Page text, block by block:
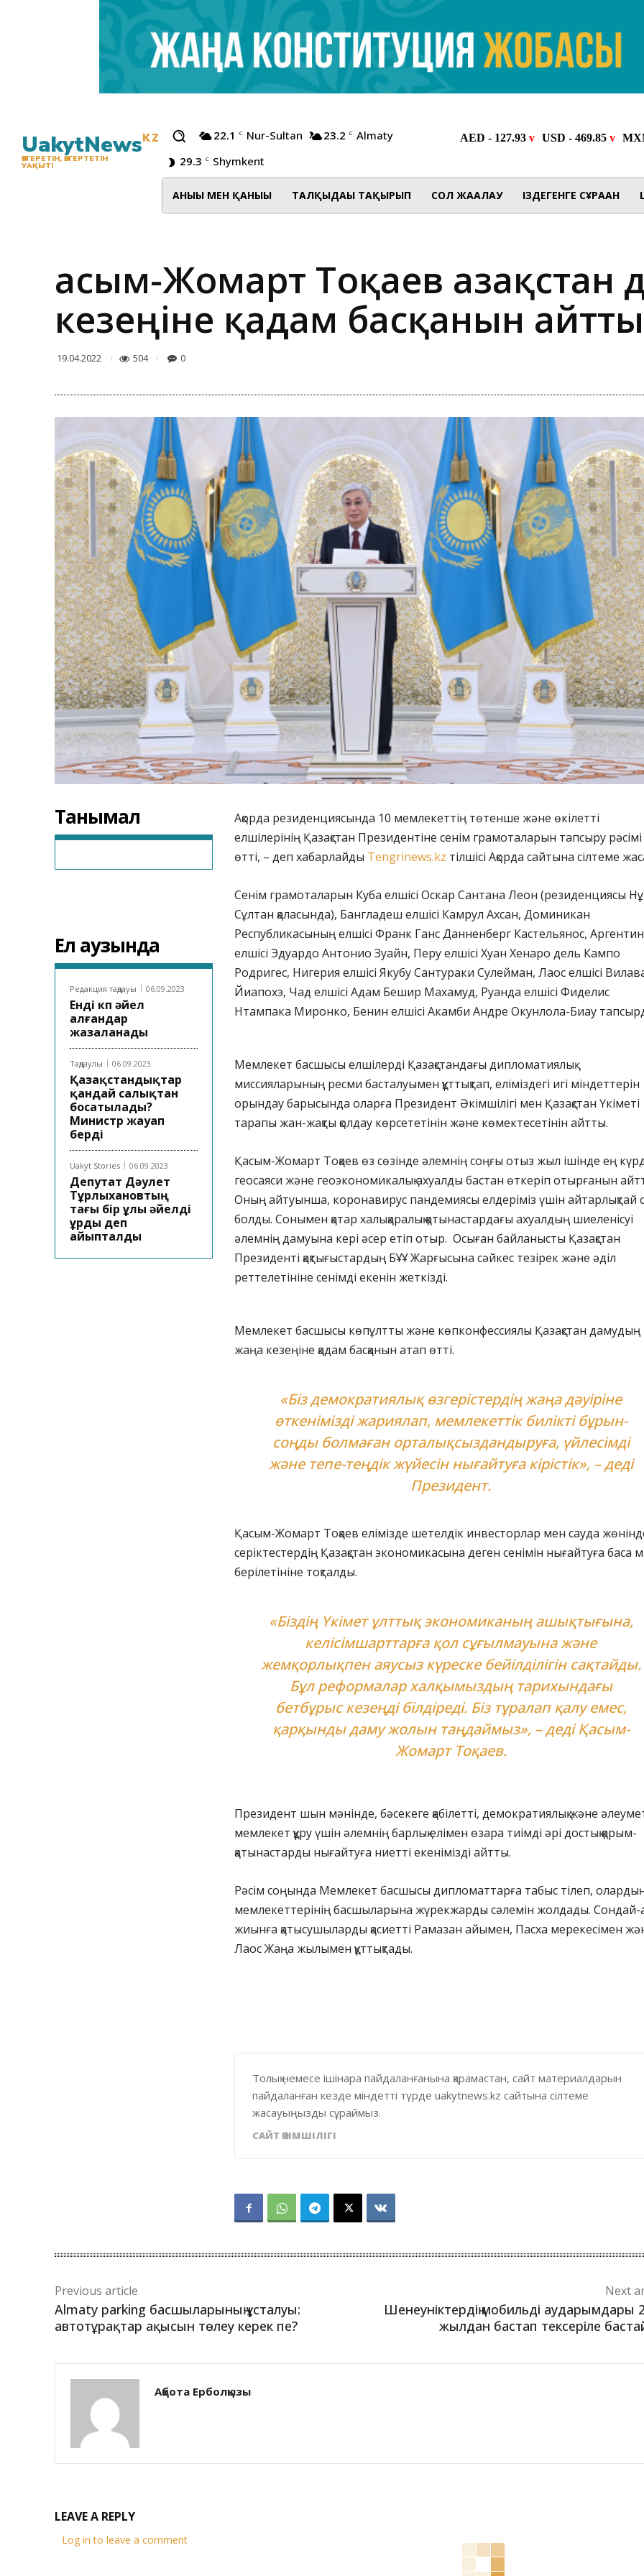
UakytNewsKZ
ӨЗГЕРЕТІН, ӨЗГЕРТЕТІН
УАҚЫТ!
22.1 C Nur-Sultan 23.2 C Almaty
29.3 C Shymkent
АНЫҒЫ МЕН ҚАНЫҒЫ ТАЛҚЫДАҒЫ ТАҚЫРЫП СОЛ ЖАҒАЛАУ ІЗДЕГЕНГЕ СҰРАҒАН
Қасым-Жомарт Тоқаев
кезеңіне қадам басқанын айтты
19.04.2022 504 0
Танымал
Ел аузында
Редакция таңдауы 06.09.2023
Енді көп әйел
алғандар
жазаланады
Таңдаулы 06.09.2023
Қазақстандықтар
қандай салықтан
босатылады?
Министр жауап
берді
Uakyt Stories 06.09.2023
Депутат Дәулет
Тұрлыхановтың
тағы бір ұлы әйелді
ұрды деп
айыпталды
Ақорда резиденциясында 10 мемлекеттің төтенше және өкілетті
елшілерінің Қазақстан Президентіне сенім грамоталарын тапсыру рәсімі
өтті, – деп хабарлайды Tengrinews.kz тілшісі Ақорда сайтына сілтеме
Сенім грамоталарын Куба елшісі Оскар Сантана Леон (резиденциясы
Сұлтан қаласында), Бангладеш елшісі Камрул Ахсан, Доминикан
Республикасының елшісі Франк Ганс Данненберг Кастельянос,
елшісі Эдуардо Антонио Зуайн, Перу елшісі Хуан Хенаро дель Кампо
Родригес, Нигерия елшісі Якубу Сантураки Сулейман, Лаос елшісі
Йиапохэ, Чад елшісі Адам Бешир Махамуд, Руанда елшісі Фиделис
Нтампака Миронко, Бенин елшісі Акамби Андре Окунлола-Биау
Мемлекет басшысы елшілерді Қазақстандағы дипломатиялық
миссияларының ресми басталуымен құттықтап, еліміздегі игі міндеттерін
орындау барысында оларға Президент Әкімшілігі мен Қазақстан Үкіметі
тарапы жан-жақты қолдау көрсететінін және көмектесетінін айтты.
Қасым-Жомарт Тоқаев өз сөзінде әлемнің соңғы отыз жыл ішінде ең
геосаяси және геоэкономикалық ахуалды бастан өткеріп отырғанын
Оның айтуынша, коронавирус пандемиясы елдеріміз үшін айтарлықтай
болды. Сонымен қатар халықаралық қатынастардағы ахуалдың шиеленісуі
әлемнің дамуына кері әсер етіп отыр. Осыған байланысты Қазақстан
Президенті қақтығыстардың БҰҰ Жарғысына сәйкес тезірек және әділ
реттелетініне сенімді екенін жеткізді.
Мемлекет басшысы көпұлтты және көпконфессиялы Қазақстан дамудың
жаңа кезеңіне қадам басқанын атап өтті.
«Біз демократиялық өзгерістердің жаңа дәуіріне
өткенімізді жариялап, мемлекеттік билікті бұрын-
соңды болмаған орталықсыздандыруға, үйлесімді
және тепе-теңдік жүйесін нығайтуға кірістік», – деді
Президент.
Қасым-Жомарт Тоқаев елімізде шетелдік инвесторлар мен сауда
серіктестердің Қазақстан экономикасына деген сенімін нығайтуға баса
берілетініне тоқталды.
«Біздің Үкімет ұлттық экономиканың ашықтығына,
келісімшарттарға қол сұғылмауына және
жемқорлықпен аяусыз күреске бейілділігін сақтайды.
Бұл реформалар халқымыздың тарихындағы
бетбұрыс кезеңді білдіреді. Біз тұралап қалу емес,
қарқынды даму жолын таңдаймыз», – деді Қасым-
Жомарт Тоқаев.
Президент шын мәнінде, бәсекеге қабілетті, демократиялық және
мемлекет құру үшін әлемнің барлық елімен өзара тиімді әрі достық қарым-
қатынастарды нығайтуға ниетті екенімізді айтты.
Рәсім соңында Мемлекет басшысы дипломаттарға табыс тілеп,
мемлекеттерінің басшыларына жүрекжарды сәлемін жолдады. Сондай-
жиынға қатысушыларды қасиетті Рамазан айымен, Пасха мерекесімен
Лаос Жаңа жылымен құттықтады.
Толық немесе ішінара пайдаланғанына қарамастан, сайт материалдарын
пайдаланған кезде міндетті түрде uakytnews.kz сайтына сілтеме
жасауыңызды сұраймыз.
САЙТ ӘКІМШІЛІГІ
Previous article
Almaty parking басшыларының ұсталуы:
автотұрақтар ақысын төлеу керек пе?
Next
Шенеуніктердің мобильді аударымдары
жылдан бастап тексеріле
Ақбота Ерболқызы
LEAVE A REPLY
Log in to leave a comment